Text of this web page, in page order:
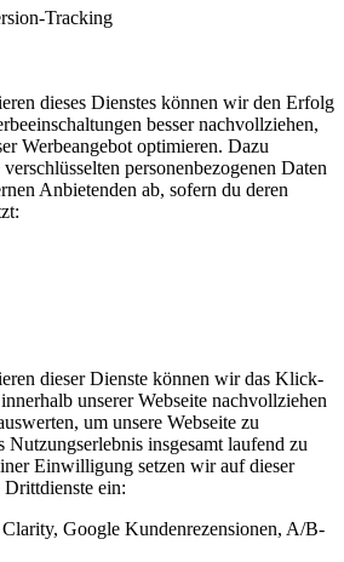
Tracking
dieses Dienstes können wir den Erfolg
besser nachvollziehen,
Werbeangebot optimieren. Dazu
personenbezogenen Daten
Anbietenden ab, sofern du deren
dieser Dienste können wir das Klick-
unserer Webseite nachvollziehen
um unsere Webseite zu
Nutzungserlebnis insgesamt laufend zu
Einwilligung setzen wir auf dieser
Drittdienste ein:
Google Kundenrezensionen, A/B-